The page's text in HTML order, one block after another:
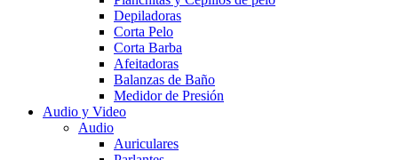
Depiladoras
Corta Pelo
Corta Barba
Afeitadoras
Balanzas de Baño
Medidor de Presión
Audio y Video
Audio
Auriculares